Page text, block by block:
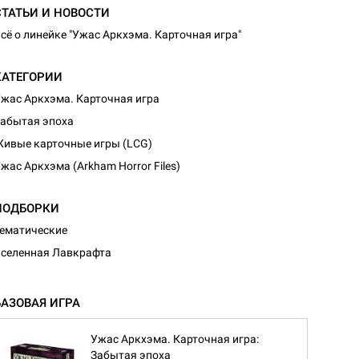
И НОВОСТИ
о линейке "Ужас Аркхэма. Карточная игра"
Аркхэма. Карточная игра
эпоха
карточные игры (LCG)
Аркхэма (Arkham Horror Files)
Лавкрафта
ИГРА
Ужас Аркхэма. Карточная игра:
Забытая эпоха